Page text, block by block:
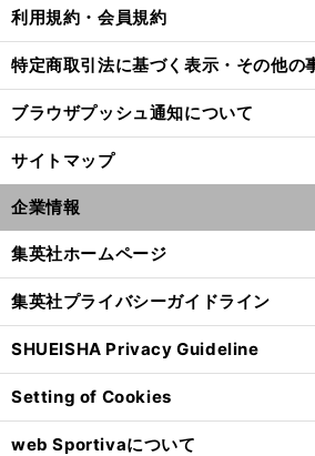
利用規約・会員規約
特定商取引法に基づく表示・その他の
ブラウザプッシュ通知について
サイトマップ
企業情報
集英社ホームページ
集英社プライバシーガイドライン
SHUEISHA Privacy Guideline
Setting of Cookies
web Sportivaについて